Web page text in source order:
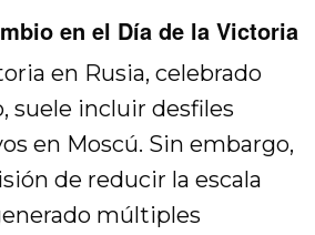
en el Día de la Victoria
en Rusia, celebrado
suele incluir desfiles
en Moscú. Sin embargo,
de reducir la escala
múltiples